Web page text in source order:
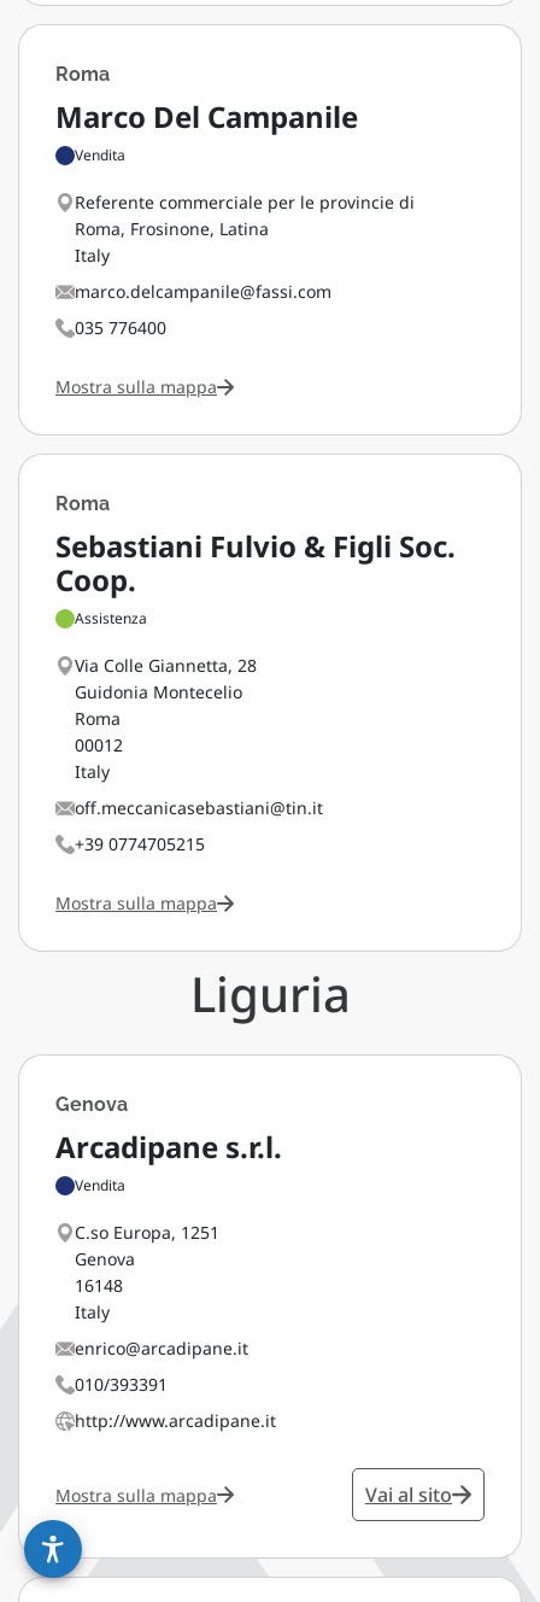
Roma
Marco Del Campanile
Vendita
Referente commerciale per le provincie di
Roma, Frosinone, Latina
Italy
marco.delcampanile@fassi.com
035 776400
Mostra sulla mappa
Roma
Sebastiani Fulvio & Figli Soc.
Coop.
Assistenza
Via Colle Giannetta, 28
Guidonia Montecelio
Roma
00012
Italy
off.meccanicasebastiani@tin.it
+39 0774705215
Mostra sulla mappa
Liguria
Genova
Arcadipane s.r.l.
Vendita
C.so Europa, 1251
Genova
16148
Italy
enrico@arcadipane.it
010/393391
http://www.arcadipane.it
Mostra sulla mappa Vai al sito